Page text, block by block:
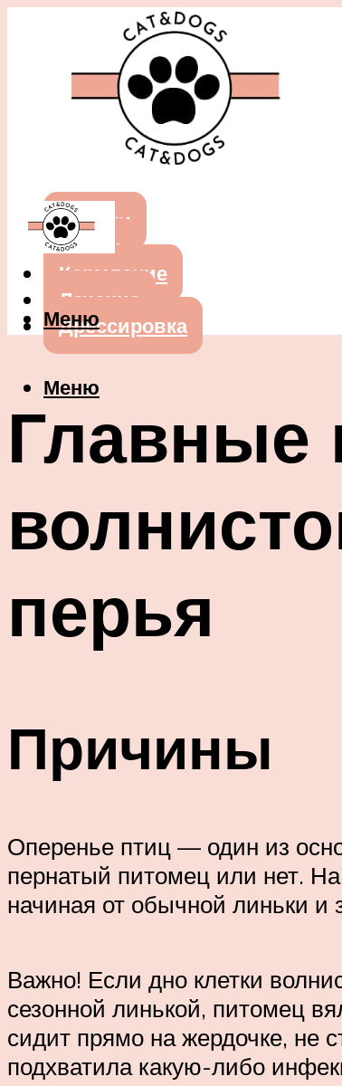
Собаки
Кошки
Кормление
Лечение
Дрессировка
Меню
Меню
Главные
перья
Причины
Оперенье птиц — один из
пернатый питомец или нет.
начиная от обычной линьки
Важно! Если дно клетки
сезонной линькой, питомец
сидит прямо на жердочке, не
подхватила какую-либо